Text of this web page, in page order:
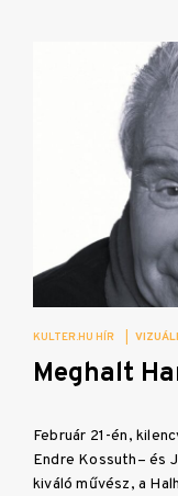
KULTER.HU HÍR
Meghalt
Február 21-én,
Endre Kossuth– és
kiváló művész, a